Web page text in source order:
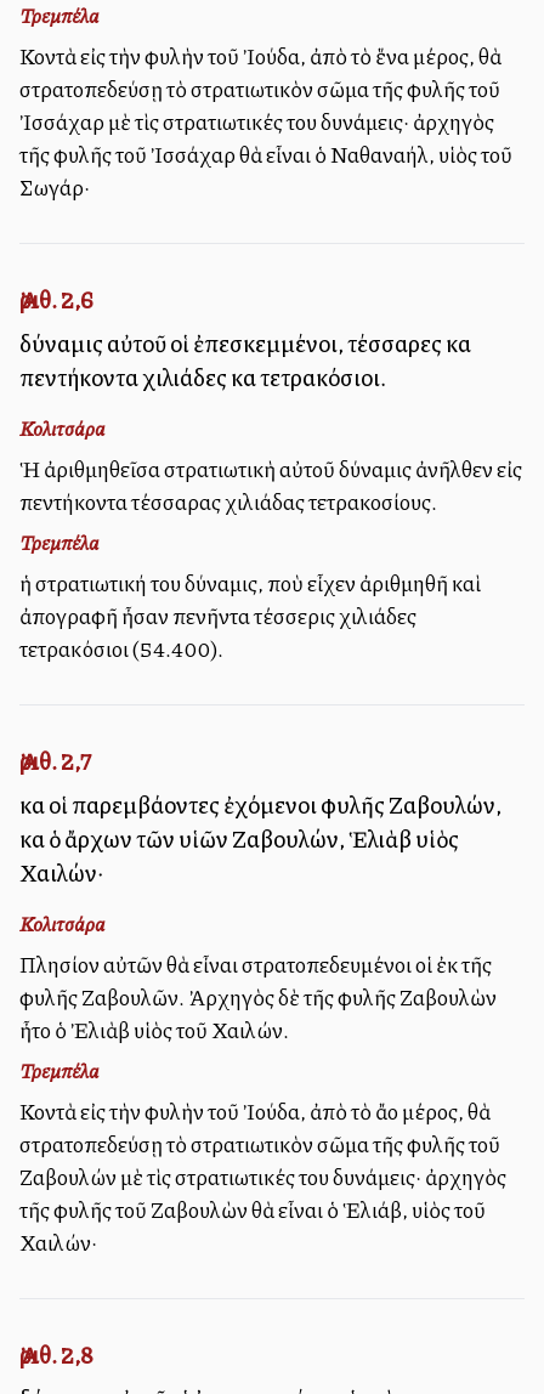
Τρεμπέλα
Κοντὰ εἰς τὴν φυλὴν τοῦ Ἰούδα, ἀπὸ τὸ ἕνα μέρος, θὰ
στρατοπεδεύσῃ τὸ στρατιωτικὸν σῶμα τῆς φυλῆς τοῦ
Ἰσσάχαρ μὲ τὶς στρατιωτικές του δυνάμεις· ἀρχηγὸς
τῆς φυλῆς τοῦ Ἰσσάχαρ θὰ εἶναι ὁ Ναθαναήλ, υἱὸς τοῦ
Σωγάρ·
Ἀριθ. 2,6
δύναμις αὐτοῦ οἱ ἐπεσκεμμένοι, τέσσαρες καὶ
πεντήκοντα χιλιάδες καὶ τετρακόσιοι.
Κολιτσάρα
Ἡ ἀριθμηθεῖσα στρατιωτικὴ αὐτοῦ δύναμις ἀνῆλθεν εἰς
πεντήκοντα τέσσαρας χιλιάδας τετρακοσίους.
Τρεμπέλα
ἡ στρατιωτική του δύναμις, ποὺ εἶχεν ἀριθμηθῆ καὶ
ἀπογραφῆ ἦσαν πενῆντα τέσσερις χιλιάδες
τετρακόσιοι (54.400).
Ἀριθ. 2,7
καὶ οἱ παρεμβάλλοντες ἐχόμενοι φυλῆς Ζαβουλών,
καὶ ὁ ἄρχων τῶν υἱῶν Ζαβουλών, Ἑλιὰβ υἱὸς
Χαιλών·
Κολιτσάρα
Πλησίον αὐτῶν θὰ εἶναι στρατοπεδευμένοι οἱ ἐκ τῆς
φυλῆς Ζαβουλῶν. Ἀρχηγὸς δὲ τῆς φυλῆς Ζαβουλὼν
ἦτο ὁ Ἐλιὰβ υἱὸς τοῦ Χαιλών.
Τρεμπέλα
Κοντὰ εἰς τὴν φυλὴν τοῦ Ἰούδα, ἀπὸ τὸ ἄλλο μέρος, θὰ
στρατοπεδεύσῃ τὸ στρατιωτικὸν σῶμα τῆς φυλῆς τοῦ
Ζαβουλών μὲ τὶς στρατιωτικές του δυνάμεις· ἀρχηγὸς
τῆς φυλῆς τοῦ Ζαβουλὼν θὰ εἶναι ὁ Ἑλιάβ, υἱὸς τοῦ
Χαιλών·
Ἀριθ. 2,8